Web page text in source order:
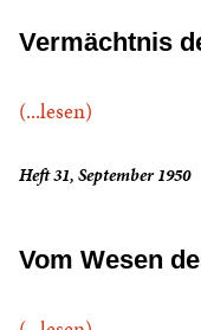
Vermächtnis
(...lesen)
Heft 31, September 1950
Vom Wesen